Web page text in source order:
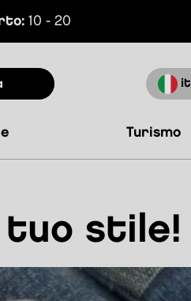
10 - 20
it
turismo
tuo stile!